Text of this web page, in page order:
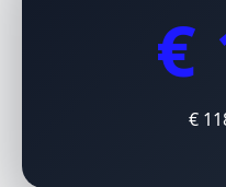
€
€